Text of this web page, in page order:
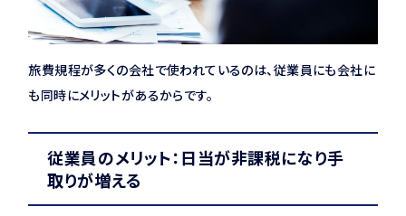
旅費規程が多くの会社で使われているのは、従業員にも会社に
も同時にメリットがあるからです。
従業員のメリット：日当が非課税になり手
取りが増える